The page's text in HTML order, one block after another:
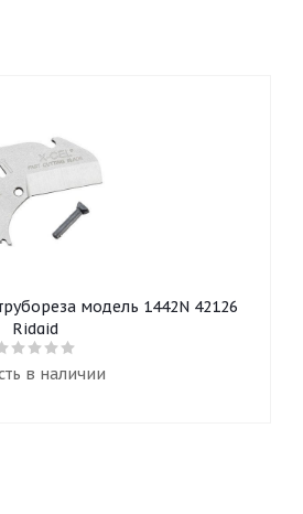
модель 1442N 42126
Ridgid
в наличии